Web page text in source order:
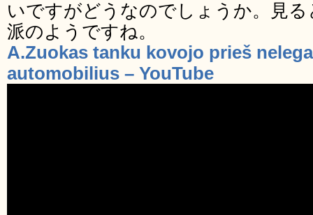
いですがどうなのでしょうか。見
派のようですね。
‪A.Zuokas tanku kovojo prieš
automobilius‬‏ – YouTube